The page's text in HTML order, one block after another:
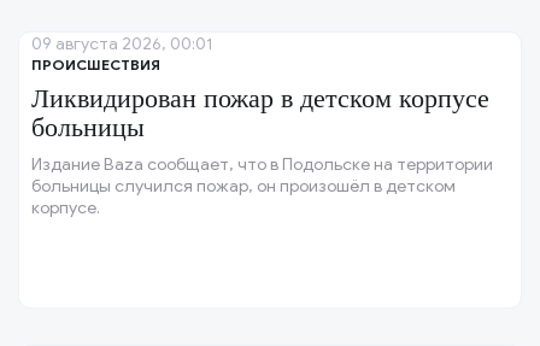
ПРОИСШЕСТВИЯ
Ликвидирован пожар в детском корпусе
больницы
Издание Baza сообщает, что в Подольске на территории
больницы случился пожар, он произошёл в детском
корпусе.
09 августа 2026, 00:01